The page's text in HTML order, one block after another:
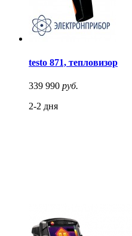
testo 871, тепловизор
339 990 руб.
2-2 дня